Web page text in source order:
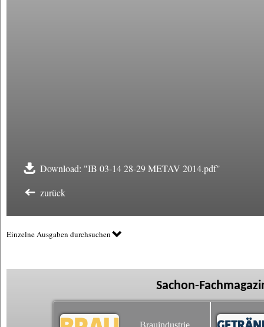
Download: "IB 03-14 28-29 METAV 2014.pdf"
zurück
Einzelne Ausgaben durchsuchen
Sachon-
Brauindustrie